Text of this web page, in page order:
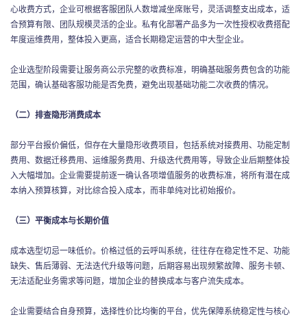
心收费方式，企业可根据客服团队人数增减坐席账号，灵活调整支出成本，适
合预算有限、团队规模灵活的企业。私有化部署产品多为一次性授权收费搭配
年度运维费用，整体投入更高，适合长期稳定运营的中大型企业。
企业选型阶段需要让服务商公示完整的收费标准，明确基础服务费包含的功能
范围，确认基础客服功能是否免费，避免出现基础功能二次收费的情况。
（二）排查隐形消费成本
部分平台报价偏低，但存在大量隐形收费项目，包括系统对接费用、功能定制
费用、数据迁移费用、运维服务费用、升级迭代费用等，导致企业后期整体投
入大幅增加。企业需要提前逐一确认各项增值服务的收费标准，将所有潜在成
本纳入预算核算，对比综合投入成本，而非单纯对比初始报价。
（三）平衡成本与长期价值
成本选型切忌一味低价。价格过低的云呼叫系统，往往存在稳定性不足、功能
缺失、售后薄弱、无法迭代升级等问题，后期容易出现频繁故障、服务卡顿、
无法适配业务需求等问题，增加企业的替换成本与客户流失成本。
企业需要结合自身预算，选择性价比均衡的平台，优先保障系统稳定性与核心